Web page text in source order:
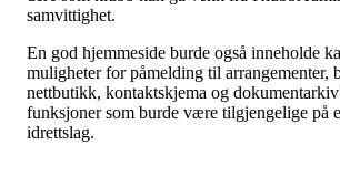
samvittighet.
En god hjemmeside burde også inneholde
muligheter for påmelding til arrangementer,
nettbutikk, kontaktskjema og
funksjoner som burde være tilgjengelige på
idrettslag.